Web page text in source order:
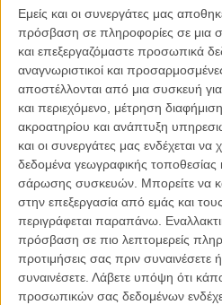
Εμείς και οι συνεργάτες μας
πρόσβαση σε πληροφορίες σε μια
και επεξεργαζόμαστε προσωπικά
αναγνωριστικοί και
αποστέλλονται από μια συσκευή για
και περιεχόμενο, μέτρηση
ακροατηρίου και ανάπτυξη
και οι συνεργάτες μας ενδέχεται
δεδομένα γεωγραφικής
σάρωσης συσκευών. Μπορείτε να
στην επεξεργασία από εμάς και
περιγράφεται παραπάνω.
πρόσβαση σε πιο λεπτομερείς
προτιμήσεις σας πριν συναινέσετε
συναινέσετε. Λάβετε υπόψη ότι
προσωπικών σας δεδομένων
Τα νησιά του ελληνικού
«Υψωμα 33» του Δημήτρη
ΘΕΜΑΤΑ /14 ΙΟΥΛ 2015/ Μανώλης
Η επιτυχία είναι
καλύτερο, δεν σε πάει
απλώς ένα ωραίο,
συναίσθημα.»